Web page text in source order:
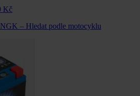
Kč
– Hledat podle motocyklu